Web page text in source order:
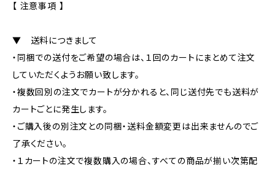
【 注意事項 】
▼ 送料につきまして
・同梱での送付をご希望の場合は、１回のカートにまとめて注文
していただくようお願い致します。
・複数回別の注文でカートが分かれると、同じ送付先でも送料が
カートごとに発生します。
・ご購入後の別注文との同梱・送料金額変更は出来ませんのでご
了承ください。
・１カートの注文で複数購入の場合、すべての商品が揃い次第配